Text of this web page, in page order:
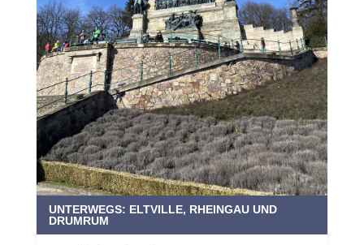
UNTERWEGS: ELTVILLE, RHEINGAU UND
DRUMRUM